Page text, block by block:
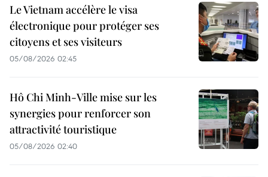
Le Vietnam accélère le visa
électronique pour protéger ses
citoyens et ses visiteurs
05/08/2026 02:45
Hô Chi Minh-Ville mise sur les
synergies pour renforcer son
attractivité touristique
05/08/2026 02:40